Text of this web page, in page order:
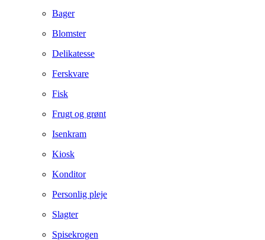
Bager
Blomster
Delikatesse
Ferskvare
Fisk
Frugt og grønt
Isenkram
Kiosk
Konditor
Personlig pleje
Slagter
Spisekrogen